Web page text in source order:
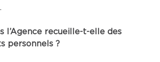
l’Agence recueille-t-elle des
personnels ?